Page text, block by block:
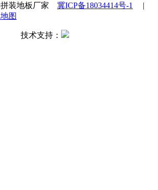
拼装地板厂家 冀ICP备18034414号-1
|
图
技术支持：